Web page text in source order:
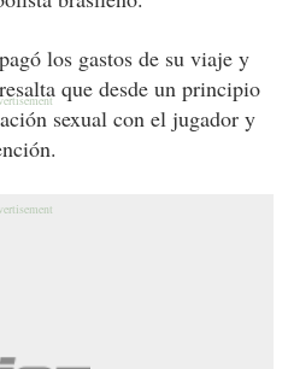
los gastos de su viaje y
que desde un principio
sexual con el jugador y